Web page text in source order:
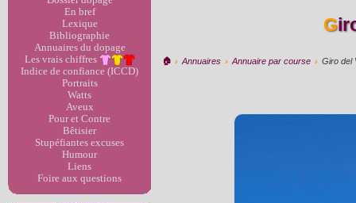
En bref
Lexique
Bibliographie
Annuaires du dopage
Les vrais chiffres
Indice de confiance (ICCD)
Portraits
Watts
Aveux
Pour et Contre
Bêtisier
Stupéfiantes excuses
Humour
Liens
Foire aux questions
🏠︎ › Annuaires › Annuaire par course › Giro del